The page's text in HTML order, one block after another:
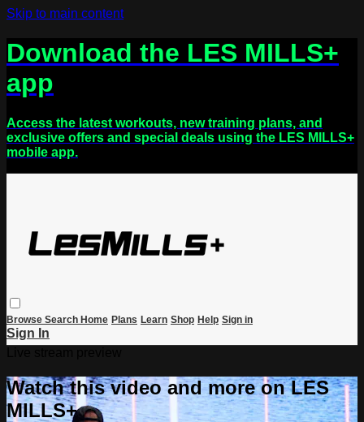
Skip to main content
Download the LES MILLS+
app
Access the latest workouts, new training plans, and
exclusive offers and special deals using the LES MILLS+
mobile app.
Browse Search Home Plans Learn Shop Help Sign in
Sign In
Watch this video and more on LES
MILLS+